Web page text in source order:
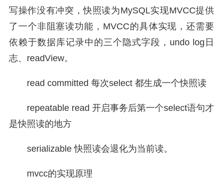
写操作没有冲突，快照读为MySQL实现MVCC提供
了一个非阻塞读功能，MVCC的具体实现，还需要
依赖于数据库记录中的三个隐式字段，undo log日
志、readView。
read committed 每次select 都生成一个快照读
repeatable read 开启事务后第一个select语句才
是快照读的地方
serializable 快照读会退化为当前读。
mvcc的实现原理